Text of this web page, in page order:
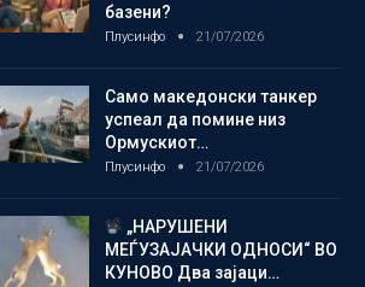
базени?
Плусинфо 21/07/2026
Само македонски танкер
успеал да помине низ
Ормускиот…
Плусинфо 21/07/2026
„НАРУШЕНИ
МЕЃУЗАЈАЧКИ ОДНОСИ“ ВО
КУНОВО Два зајаци…